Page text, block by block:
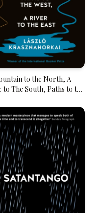
to the North, A
to The South, Paths to the